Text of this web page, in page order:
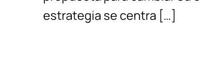
estrategia se centra […]